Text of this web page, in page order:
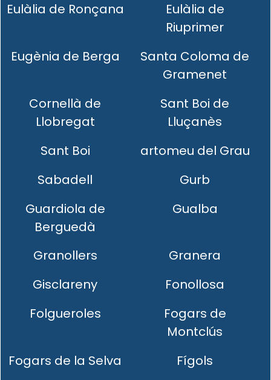
Eulàlia de Ronçana
Eulàlia de
Riuprimer
Eugènia de Berga
Santa Coloma de
Gramenet
Cornellà de
Llobregat
Sant Boi de
Lluçanès
Sant Boi
artomeu del Grau
Sabadell
Gurb
Guardiola de
Berguedà
Gualba
Granollers
Granera
Gisclareny
Fonollosa
Folgueroles
Fogars de
Montclús
Fogars de la Selva
Fígols